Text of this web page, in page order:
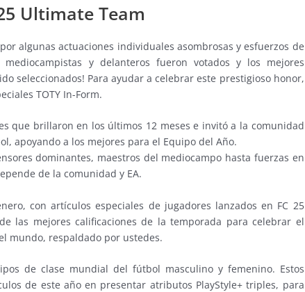
Ultimate Team
algunas actuaciones individuales asombrosas y esfuerzos de
y delanteros fueron votados y los mejores
seleccionados! Para ayudar a celebrar este prestigioso honor,
TOTY In-Form.
que brillaron en los últimos 12 meses e invitó a la comunidad
apoyando a los mejores para el Equipo del Año.
dominantes, maestros del mediocampo hasta fuerzas en
de la comunidad y EA.
con artículos especiales de jugadores lanzados en FC 25
las mejores calificaciones de la temporada para celebrar el
mundo, respaldado por ustedes.
de clase mundial del fútbol masculino y femenino. Estos
de este año en presentar atributos PlayStyle+ triples, para